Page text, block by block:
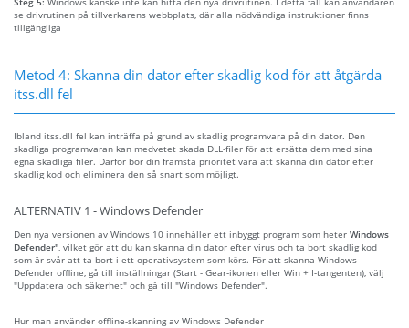
se drivrutinen på tillverkarens webbplats, där alla nödvändiga instruktioner finns
tillgängliga
Metod 4: Skanna din dator efter skadlig kod för att åtgärda
itss.dll fel
Ibland itss.dll fel kan inträffa på grund av skadlig programvara på din dator. Den
skadliga programvaran kan medvetet skada DLL-filer för att ersätta dem med sina
egna skadliga filer. Därför bör din främsta prioritet vara att skanna din dator efter
skadlig kod och eliminera den så snart som möjligt.
ALTERNATIV 1 - Windows Defender
Den nya versionen av Windows 10 innehåller ett inbyggt program som heter Windows
Defender" , vilket gör att du kan skanna din dator efter virus och ta bort skadlig kod
som är svår att ta bort i ett operativsystem som körs. För att skanna Windows
Defender offline, gå till inställningar (Start - Gear-ikonen eller Win + I-tangenten), välj
"Uppdatera och säkerhet" och gå till "Windows Defender".
Hur man använder offline-skanning av Windows Defender